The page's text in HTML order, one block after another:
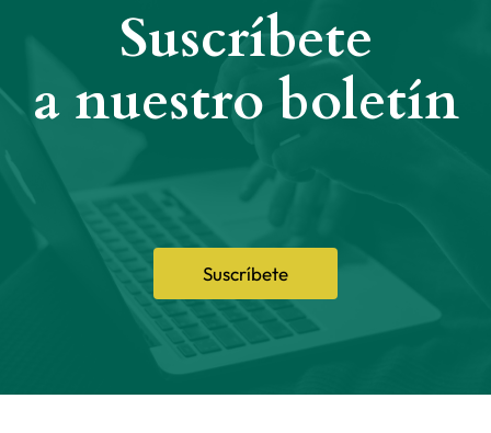
Suscríbete
Suscríbete
a nuestro boletín